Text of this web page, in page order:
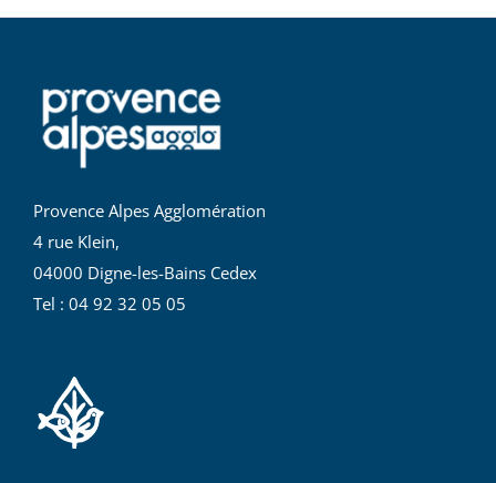
Provence Alpes Agglomération
4 rue Klein,
04000 Digne-les-Bains Cedex
Tel : 04 92 32 05 05